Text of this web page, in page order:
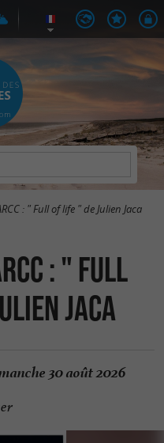
: " Full of life " de Julien Jaca
: " Full
Jaca
30 août 2026